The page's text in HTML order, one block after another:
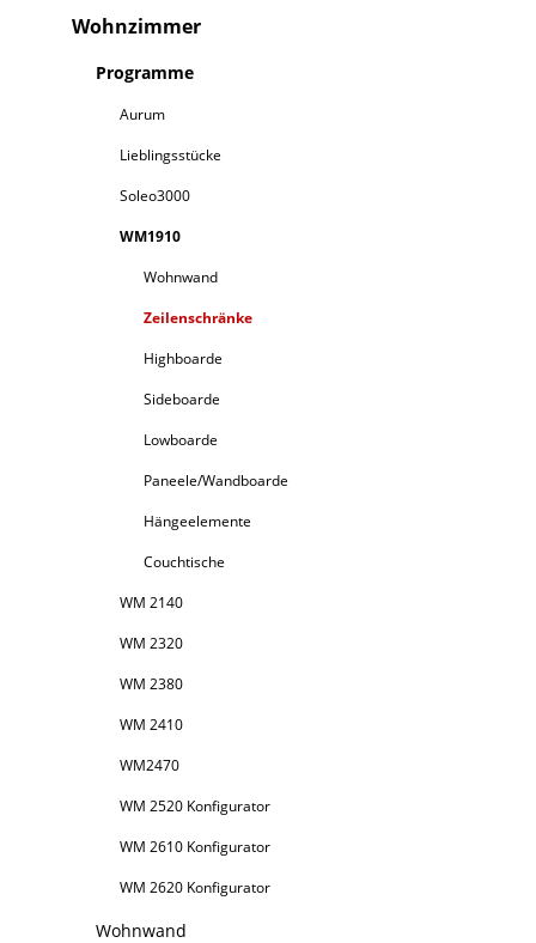
Wohnzimmer
Programme
Aurum
Lieblingsstücke
Soleo3000
WM1910
Wohnwand
Zeilenschränke
Highboarde
Sideboarde
Lowboarde
Paneele/Wandboarde
Hängeelemente
Couchtische
WM 2140
WM 2320
WM 2380
WM 2410
WM2470
WM 2520 Konfigurator
WM 2610 Konfigurator
WM 2620 Konfigurator
Wohnwand